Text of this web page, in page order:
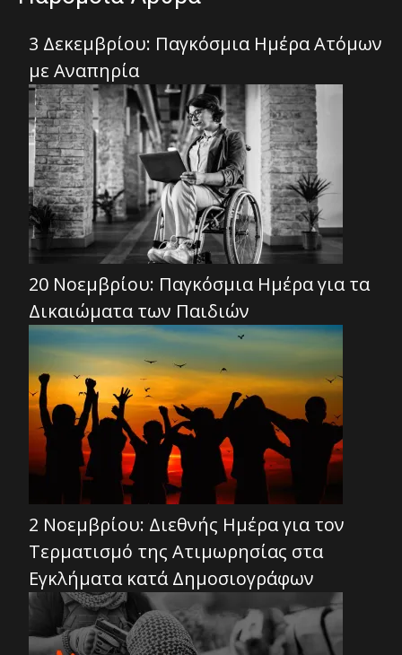
3 Δεκεμβρίου: Παγκόσμια Ημέρα Ατόμων
με Αναπηρία
20 Νοεμβρίου: Παγκόσμια Ημέρα για τα
Δικαιώματα των Παιδιών
2 Νοεμβρίου: Διεθνής Ημέρα για τον
Τερματισμό της Ατιμωρησίας στα
Εγκλήματα κατά Δημοσιογράφων